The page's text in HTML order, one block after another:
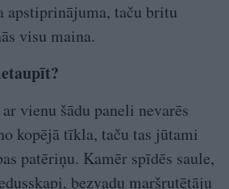
apstiprinājuma, taču britu
visu maina.
vienu šādu paneli nevarēs
kopējā tīkla, taču tas jūtami
patēriņu. Kamēr spīdēs saule,
bezvadu maršrutētāju